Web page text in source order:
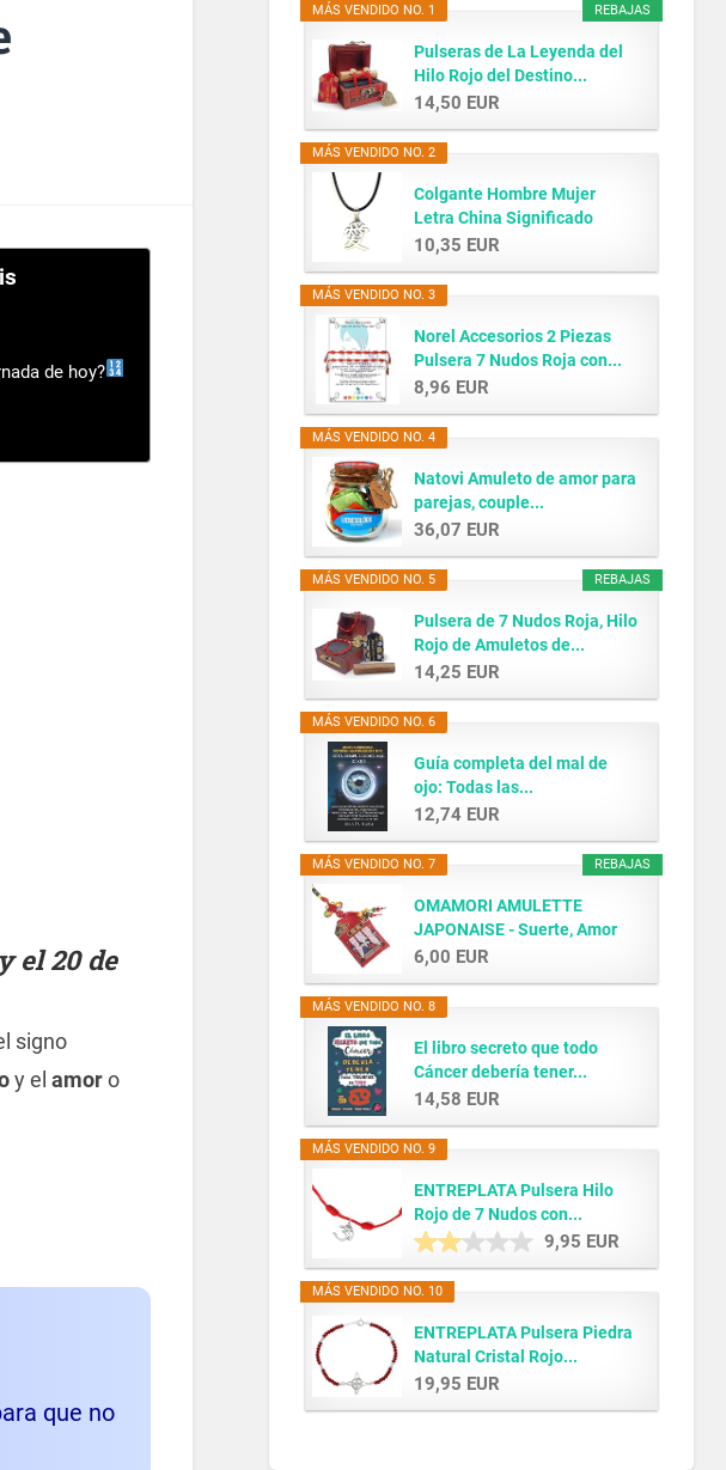
de hoy?
el 20 de
signo
y el amoro
que no
REBAJAS
MÁS VENDIDO NO. 1
Pulseras de La Leyenda del
Hilo Rojo del Destino...
14,50 EUR
MÁS VENDIDO NO. 2
Colgante Hombre Mujer
Letra China Significado
AMOR...
10,35 EUR
MÁS VENDIDO NO. 3
Norel Accesorios 2 Piezas
Pulsera 7 Nudos Roja con...
8,96 EUR
MÁS VENDIDO NO. 4
Natovi Amuleto de amor para
parejas, couple...
36,07 EUR
REBAJAS
MÁS VENDIDO NO. 5
Pulsera de 7 Nudos Roja, Hilo
Rojo de Amuletos de...
14,25 EUR
MÁS VENDIDO NO. 6
Guía completa del mal de
ojo: Todas las...
12,74 EUR
REBAJAS
MÁS VENDIDO NO. 7
OMAMORI AMULETTE
JAPONAISE - Suerte, Amor
y...
6,00 EUR
MÁS VENDIDO NO. 8
El libro secreto que todo
Cáncer debería tener...
14,58 EUR
MÁS VENDIDO NO. 9
ENTREPLATA Pulsera Hilo
Rojo de 7 Nudos con...
9,95 EUR
MÁS VENDIDO NO. 10
ENTREPLATA Pulsera Piedra
Natural Cristal Rojo...
19,95 EUR